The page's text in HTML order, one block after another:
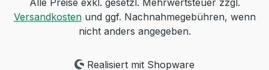
Alle Preise exkl. gesetzl. Mehrwertsteuer zzgl.
Versandkostenund ggf. Nachnahmegebühren, wenn
nicht anders angegeben.
Realisiert mit Shopware